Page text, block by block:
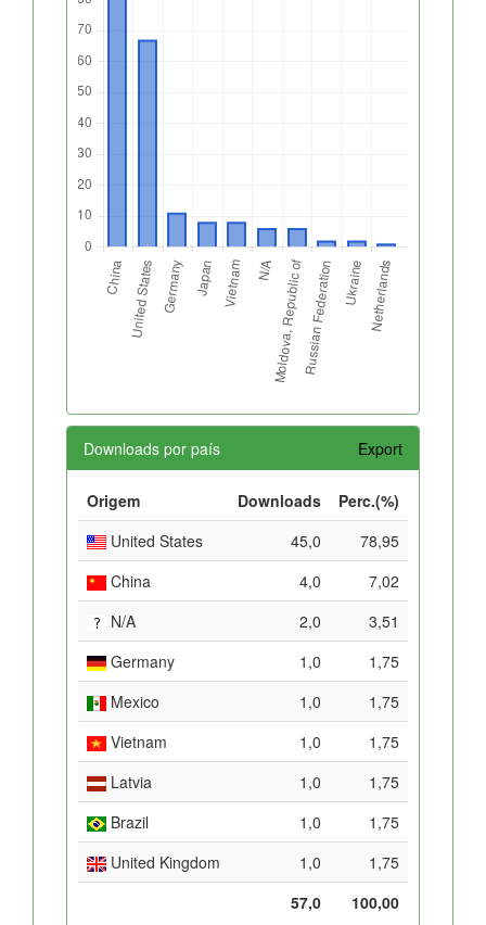
Downloads por país Export
Origem Downloads
Perc.(%)
United States
45,0
78,95
China
4,0
7,02
N/A
2,0
3,51
Germany
1,0
1,75
Mexico
1,0
1,75
Vietnam
1,0
1,75
Latvia
1,0
1,75
Brazil
1,0
1,75
United Kingdom
1,0
1,75
57,0
100,00